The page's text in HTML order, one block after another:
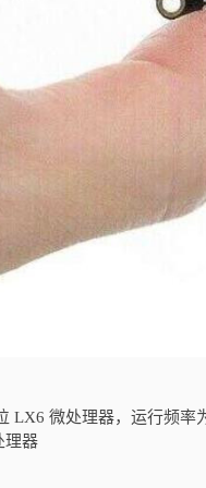
LX6 微处理器，运行频率
理器